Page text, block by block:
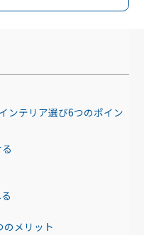
ンテリア選び6つのポイン
メリット